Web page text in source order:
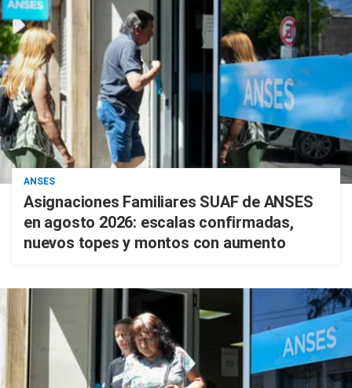
ANSES
Asignaciones Familiares SUAF de ANSES
en agosto 2026: escalas confirmadas,
nuevos topes y montos con aumento